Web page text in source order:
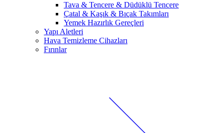
Tava & Tencere & Düdüklü Tencere
Çatal & Kaşık & Bıçak Takımları
Yemek Hazırlık Gereçleri
Yapı Aletleri
Hava Temizleme Cihazları
Fırınlar